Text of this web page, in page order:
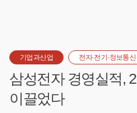
기업과산업 전자·전기·정보통신
삼성전자 경영실적,
이끌었다